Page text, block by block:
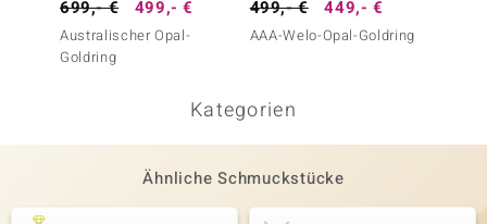
699,- € 499,- €
Australischer Opal-
Goldring
499,- € 449,- €
AAA-Welo-Opal-Goldring
Kategorien
Ähnliche Schmuckstücke